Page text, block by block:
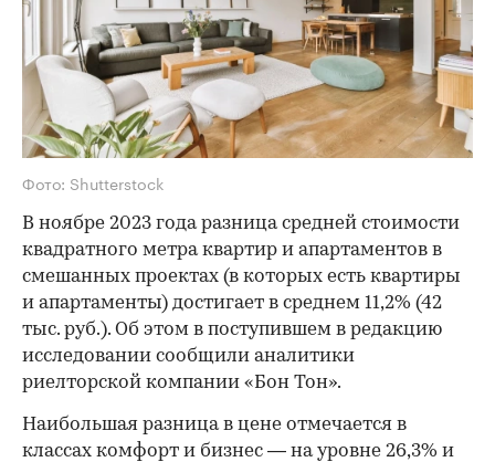
Фото: Shutterstock
В ноябре 2023 года разница средней стоимости
квадратного метра квартир и апартаментов в
смешанных проектах (в которых есть квартиры
и апартаменты) достигает в среднем 11,2% (42
тыс. руб.). Об этом в поступившем в редакцию
исследовании сообщили аналитики
риелторской компании «Бон Тон».
Наибольшая разница в цене отмечается в
классах комфорт и бизнес — на уровне 26,3% и